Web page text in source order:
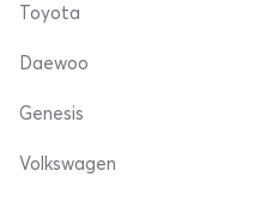
Toyota
Daewoo
Genesis
Volkswagen